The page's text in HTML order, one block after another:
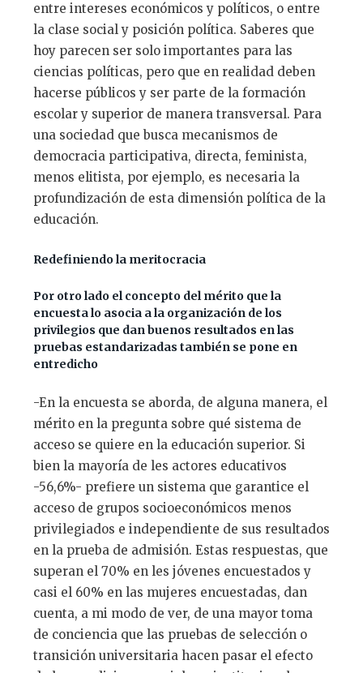
entre intereses económicos y políticos, o entre
la clase social y posición política. Saberes que
hoy parecen ser solo importantes para las
ciencias políticas, pero que en realidad deben
hacerse públicos y ser parte de la formación
escolar y superior de manera transversal. Para
una sociedad que busca mecanismos de
democracia participativa, directa, feminista,
menos elitista, por ejemplo, es necesaria la
profundización de esta dimensión política de la
educación.
Redefiniendo la meritocracia
Por otro lado el concepto del mérito que la
encuesta lo asocia a la organización de los
privilegios que dan buenos resultados en las
pruebas estandarizadas también se pone en
entredicho
-En la encuesta se aborda, de alguna manera, el
mérito en la pregunta sobre qué sistema de
acceso se quiere en la educación superior. Si
bien la mayoría de les actores educativos
-56,6%- prefiere un sistema que garantice el
acceso de grupos socioeconómicos menos
privilegiados e independiente de sus resultados
en la prueba de admisión. Estas respuestas, que
superan el 70% en les jóvenes encuestados y
casi el 60% en las mujeres encuestadas, dan
cuenta, a mi modo de ver, de una mayor toma
de conciencia que las pruebas de selección o
transición universitaria hacen pasar el efecto